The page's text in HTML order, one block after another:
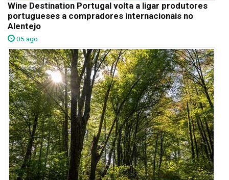
Wine Destination Portugal volta a ligar produtores
portugueses a compradores internacionais no
Alentejo
05 ago